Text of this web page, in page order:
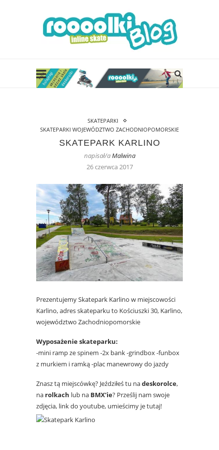
SKATEPARKI
SKATEPARKI WOJEWÓDZTWO ZACHODNIOPOMORSKIE
SKATEPARK KARLINO
napisał/aMalwina
26 czerwca 2017
Prezentujemy Skatepark Karlino w miejscowości
Karlino, adres skateparku to Kościuszki 30, Karlino,
województwo Zachodniopomorskie
Wyposażenie skateparku:
-mini ramp ze spinem -2x bank -grindbox -funbox
z murkiem i ramką -plac manewrowy do jazdy
Znasz tą miejscówkę? Jeździłeś tu nadeskorolce,
na rolkach lub na BMX’ie? Prześlij nam swoje
zdjęcia, link do youtube, umieścimy je tutaj!